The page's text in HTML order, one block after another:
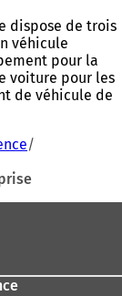
dispose de trois
véhicule
pour la
voiture pour les
de véhicule de